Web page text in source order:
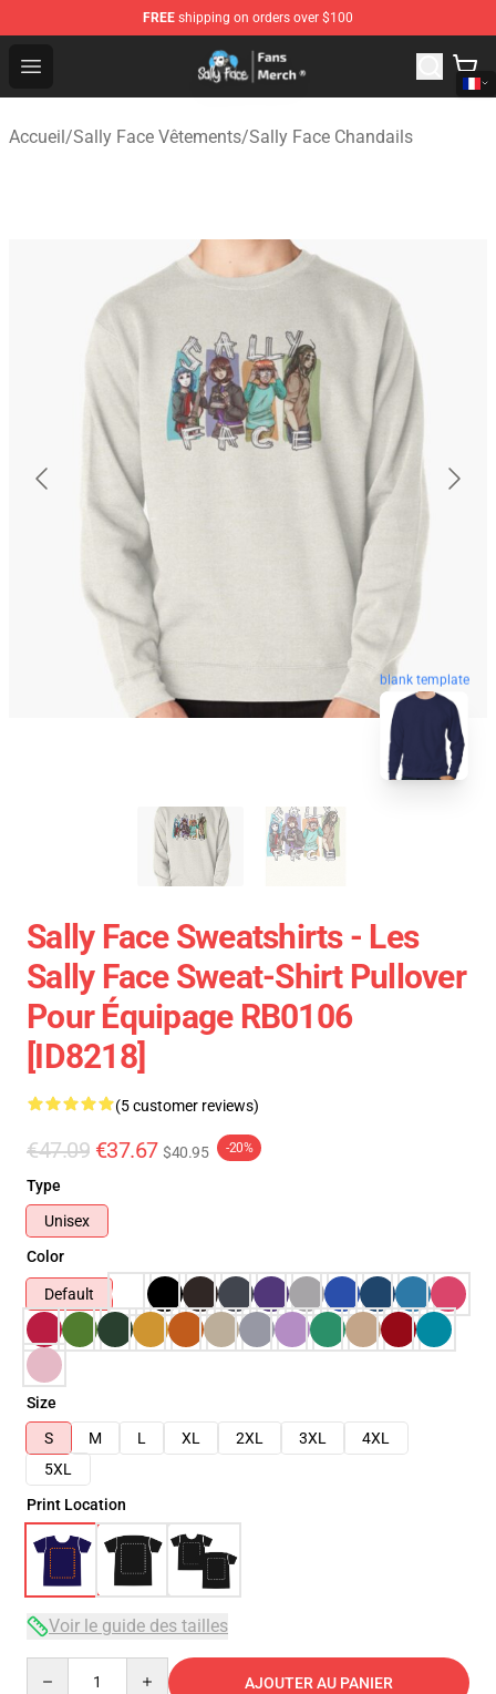
FREE shipping on orders over $100
Open menu
Sally Face Store - Official Sally Face Merchandise Shop
Accueil/Sally Face Vêtements/Sally Face Chandails
blank template
Sally Face Sweatshirts - Les
Sally Face Sweat-Shirt Pullover
Pour Équipage RB0106
[ID8218]
(5 customer reviews)
€47.09 €37.67 $40.95 -20%
Type
Unisex
Color
Default
Size
S
M L XL 2XL 3XL
4XL
5XL
Print Location
Voir le guide des tailles
AJOUTER AU PANIER